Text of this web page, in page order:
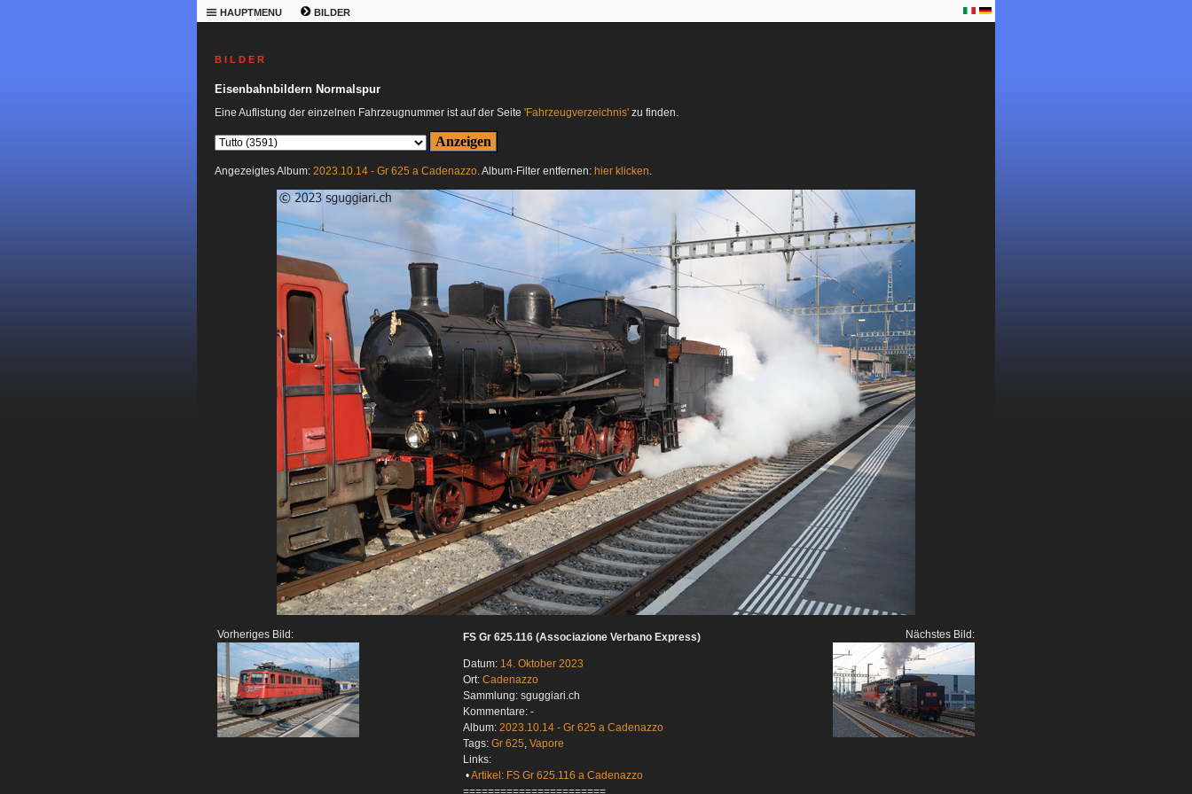
HAUPTMENU BILDER
B I L D E R
Eisenbahnbildern Normalspur
Eine Auflistung der einzelnen Fahrzeugnummer ist auf der Seite 'Fahrzeugverzeichnis' zu finden.
Angezeigtes Album: 2023.10.14 - Gr 625 a Cadenazzo. Album-Filter entfernen: hier klicken.
Vorheriges Bild: FS Gr 625.116 (Associazione Verbano Express)
Datum: 14. Oktober 2023
Ort: Cadenazzo
Sammlung: sguggiari.ch
Kommentare: -
Album: 2023.10.14 - Gr 625 a Cadenazzo
Tags: Gr 625, Vapore
Links:
•Artikel: FS Gr 625.116 a Cadenazzo
Nächstes Bild: